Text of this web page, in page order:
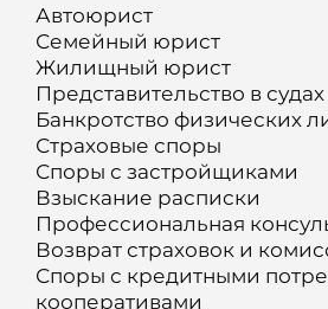
Автоюрист
Семейный юрист
Жилищный юрист
Представительство в судах
Банкротство физических
Страховые споры
Споры с застройщиками
Взыскание расписки
Профессиональная
Возврат страховок и
Споры с кредитными
кооперативами